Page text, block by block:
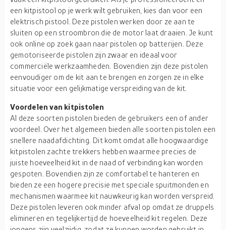
een kitpistool op je werk wilt gebruiken, kies dan voor een
elektrisch pistool. Deze pistolen werken door ze aan te
sluiten op een stroombron die de motor laat draaien. Je kunt
ook online op zoek gaan naar pistolen op batterijen. Deze
gemotoriseerde pistolen zijn zwaar en ideaal voor
commerciële werkzaamheden. Bovendien zijn deze pistolen
eenvoudiger om de kit aan te brengen en zorgen ze in elke
situatie voor een gelijkmatige verspreiding van de kit.
Voordelen van kitpistolen
Al deze soorten pistolen bieden de gebruikers een of ander
voordeel. Over het algemeen bieden alle soorten pistolen een
snellere naadafdichting. Dit komt omdat alle hoogwaardige
kitpistolen zachte trekkers hebben waarmee precies de
juiste hoeveelheid kit in de naad of verbinding kan worden
gespoten. Bovendien zijn ze comfortabel te hanteren en
bieden ze een hogere precisie met speciale spuitmonden en
mechanismen waarmee kit nauwkeurig kan worden verspreid.
Deze pistolen leveren ook minder afval op omdat ze druppels
elimineren en tegelijkertijd de hoeveelheid kit regelen. Deze